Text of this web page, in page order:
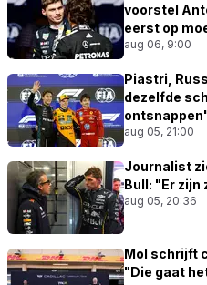
voorstel
eerst op
aug 06, 9:00
Piastri,
dezelfde
aug 05, 21:00
Journalist
Bull: "Er zijn
aug 05, 20:36
Mol schrijft
"Die gaat